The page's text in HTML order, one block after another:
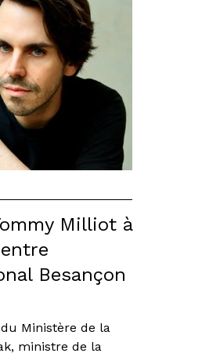
Milliot à
Besançon
Ministère de la
ministre de la